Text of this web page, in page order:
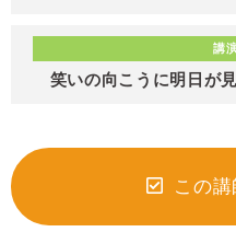
講
笑いの向こうに明日が
この